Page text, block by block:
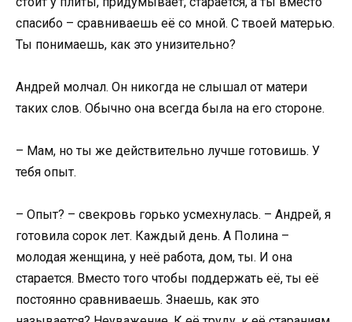
спасибо – сравниваешь её со мной. С твоей матерью.
Ты понимаешь, как это унизительно?
Андрей молчал. Он никогда не слышал от матери
таких слов. Обычно она всегда была на его стороне.
– Мам, но ты же действительно лучше готовишь. У
тебя опыт.
– Опыт? – свекровь горько усмехнулась. – Андрей, я
готовила сорок лет. Каждый день. А Полина –
молодая женщина, у неё работа, дом, ты. И она
старается. Вместо того чтобы поддержать её, ты её
постоянно сравниваешь. Знаешь, как это